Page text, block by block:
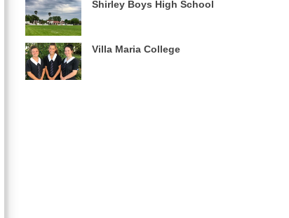
Shirley Boys High School
Villa Maria College